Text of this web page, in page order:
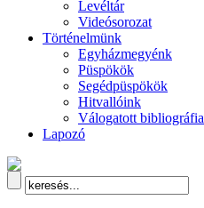
Levéltár
Videósorozat
Történelmünk
Egyházmegyénk
Püspökök
Segédpüspökök
Hitvallóink
Válogatott bibliográfia
Lapozó